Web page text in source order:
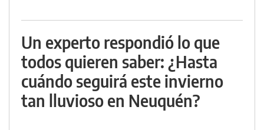
Un experto respondió lo que
todos quieren saber: ¿Hasta
cuándo seguirá este invierno
tan lluvioso en Neuquén?